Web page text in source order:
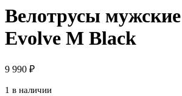
Велотрусы
Evolve M Black
9 990 ₽
1 в наличии